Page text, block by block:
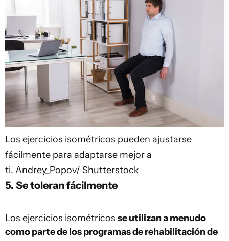
Los ejercicios isométricos pueden ajustarse
fácilmente para adaptarse mejor a
ti. Andrey_Popov/ Shutterstock
5. Se toleran fácilmente
Los ejercicios isométricos se utilizan a menudo
como parte de los programas de rehabilitación de